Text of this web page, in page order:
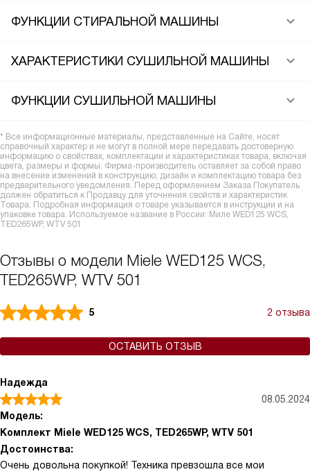
ФУНКЦИИ СТИРАЛЬНОЙ МАШИНЫ
ХАРАКТЕРИСТИКИ СУШИЛЬНОЙ МАШИНЫ
ФУНКЦИИ СУШИЛЬНОЙ МАШИНЫ
* Все информационные материалы, представленные на Сайте, носят
справочный характер и не могут в полной мере передавать достоверную
информацию о свойствах, комплектации и характеристиках товара, включая
цвета, размеры и формы. Фирма-производитель оставляет за собой право
на внесение изменений в конструкцию, дизайн и комплектацию товара без
предварительного уведомления. Перед оформлением Заказа Покупатель
должен обратиться к Продавцу для уточнения свойств и характеристик
Товара. Подробная информация о товаре указывается в инструкции и на
упаковке товара. Используемое название в России: Миле WED125 WCS,
TED265WP, WTV 501
Отзывы о модели Miele WED125 WCS,
TED265WP, WTV 501
5 2 отзыва
ОСТАВИТЬ ОТЗЫВ
Надежда
08.05.2024
Модель:
Комплект Miele WED125 WCS, TED265WP, WTV 501
Достоинства:
Очень довольна покупкой! Техника превзошла все мои